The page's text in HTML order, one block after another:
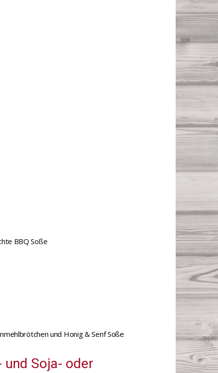
BBQ Soße
und Honig & Senf Soße
und Soja- oder